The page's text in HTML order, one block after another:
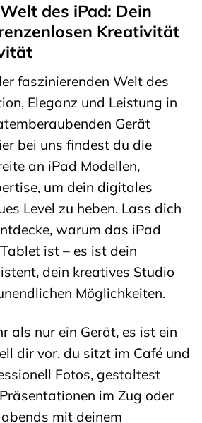
des iPad: Dein
Kreativität
faszinierenden Welt des
Eleganz und Leistung in
Gerät
bei uns findest du die
an iPad Modellen,
um dein digitales
Level zu heben. Lass dich
warum das iPad
ist – es ist dein
dein kreatives Studio
Möglichkeiten.
als nur ein Gerät, es ist ein
dir vor, du sitzt im Café und
Fotos, gestaltest
im Zug oder
mit deinem